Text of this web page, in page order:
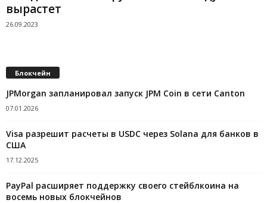
вырастет
26.09.2023
Блокчейн
JPMorgan запланировал запуск JPM Coin в сети Canton
07.01.2026
Visa разрешит расчеты в USDC через Solana для банков в
США
17.12.2025
PayPal расширяет поддержку своего стейблкоина на
восемь новых блокчейнов